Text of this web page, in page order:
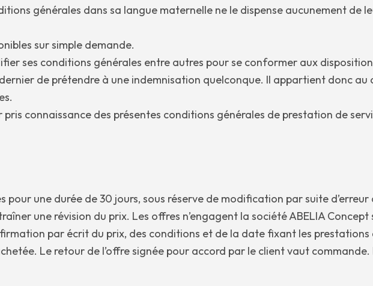
générales dans sa langue maternelle ne le dispense aucunement de
sur simple demande.
ses conditions générales entre autres pour se conformer aux
de prétendre à une indemnisation quelconque. Il appartient donc
connaissance des présentes conditions générales de prestation de
une durée de 30 jours, sous réserve de modification par suite
une révision du prix. Les offres n’engagent la société ABELIA Concept
par écrit du prix, des conditions et de la date fixant les
Le retour de l’offre signée pour accord par le client vaut commande.